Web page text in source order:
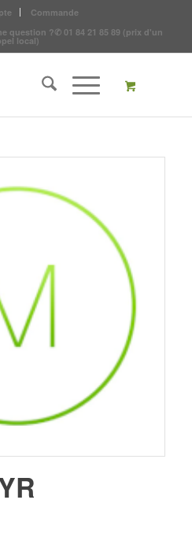
Commande
question ?✆ 01 84 21 85 89 (prix d'un
local)